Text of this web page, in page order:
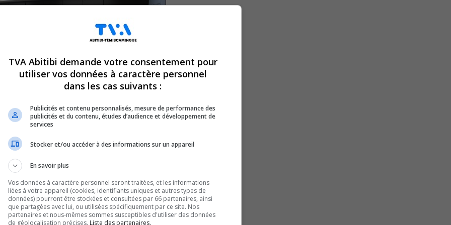
le Téléthon
TVA Abitibi demande votre consentement pour
utiliser vos données à caractère personnel
dans les cas suivants :
Publicités et contenu personnalisés, mesure de performance des
publicités et du contenu, études d’audience et développement de
services
Stocker et/ou accéder à des informations sur un appareil
En savoir plus
Vos données à caractère personnel seront traitées, et les informations
liées à votre appareil (cookies, identifiants uniques et autres types de
données) pourront être stockées et consultées par 66 partenaires, ainsi
que partagées avec lui, ou utilisées spécifiquement par ce site. Nos
partenaires et nous-mêmes sommes susceptibles d'utiliser des données
de géolocalisation précises. Liste des partenaires.